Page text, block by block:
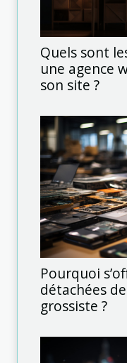
Quels sont
une agence
son site ?
Pourquoi
détachées
grossiste ?